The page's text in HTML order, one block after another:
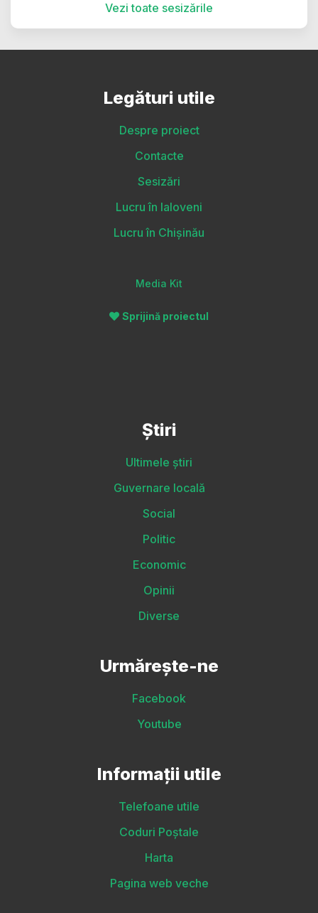
Vezi toate sesizările
Legături utile
Despre proiect
Contacte
Sesizări
Lucru în Ialoveni
Lucru în Chișinău
Media Kit
Sprijină proiectul
Știri
Ultimele știri
Guvernare locală
Social
Politic
Economic
Opinii
Diverse
Urmărește-ne
Facebook
Youtube
Informații utile
Telefoane utile
Coduri Poștale
Harta
Pagina web veche